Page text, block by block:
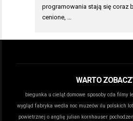
programowania stają się coraz
cenione, …
WARTO
biegunka u cieląt domowe sposoby cda filmy
wygląd fabryka wedla noc muzeów ilu polskich
powietrznej o anglię julian kornhauser